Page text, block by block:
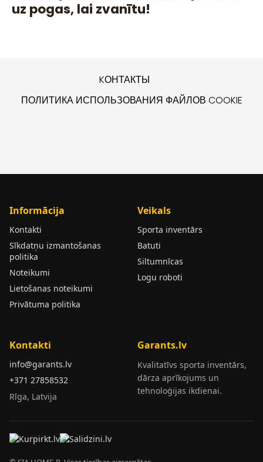
uz pogas, lai zvanītu!
KОНТАКТЫ
ПОЛИТИКА ИСПОЛЬЗОВАНИЯ ФАЙЛОВ COOKIE
Informācija
Kontakti
Sīkdatņu izmantošanas
politika
Noteikumi
Lietošanas noteikumi
Privātuma politika
Veikals
Sporta inventārs
Batuti
Siltumnīcas
Logu roboti
Kontakti
info@garants.lv
+371 27858532
Rīga, Latvija
Garants.lv
Kvalitatīvs sporta inventārs,
dārza aprīkojums un
tehnoloģijas ikdienai.